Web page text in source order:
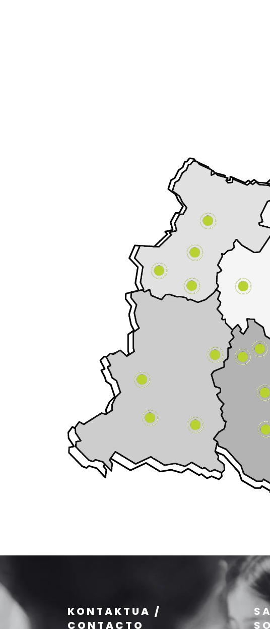
KONTAKTUA /
CONTACTO